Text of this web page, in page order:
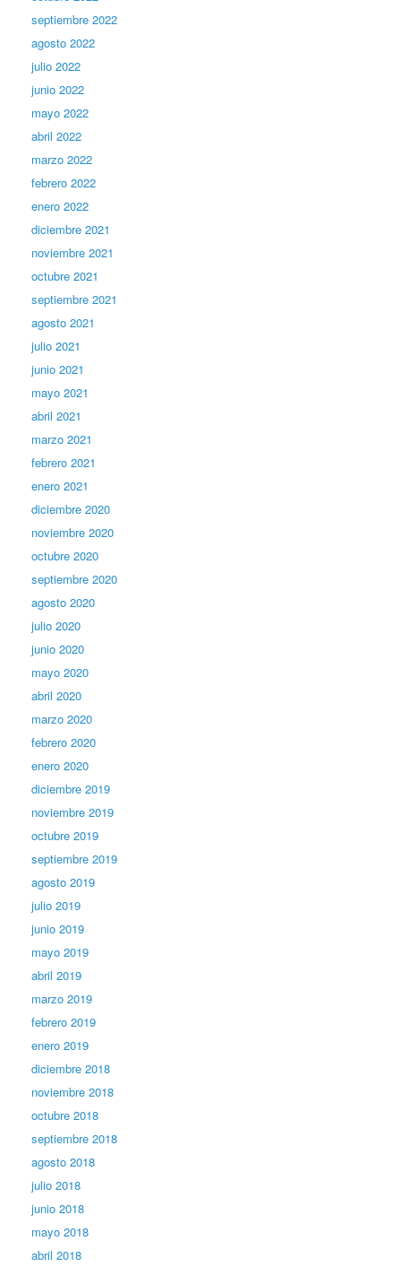
septiembre 2022
agosto 2022
julio 2022
junio 2022
mayo 2022
abril 2022
marzo 2022
febrero 2022
enero 2022
diciembre 2021
noviembre 2021
octubre 2021
septiembre 2021
agosto 2021
julio 2021
junio 2021
mayo 2021
abril 2021
marzo 2021
febrero 2021
enero 2021
diciembre 2020
noviembre 2020
octubre 2020
septiembre 2020
agosto 2020
julio 2020
junio 2020
mayo 2020
abril 2020
marzo 2020
febrero 2020
enero 2020
diciembre 2019
noviembre 2019
octubre 2019
septiembre 2019
agosto 2019
julio 2019
junio 2019
mayo 2019
abril 2019
marzo 2019
febrero 2019
enero 2019
diciembre 2018
noviembre 2018
octubre 2018
septiembre 2018
agosto 2018
julio 2018
junio 2018
mayo 2018
abril 2018